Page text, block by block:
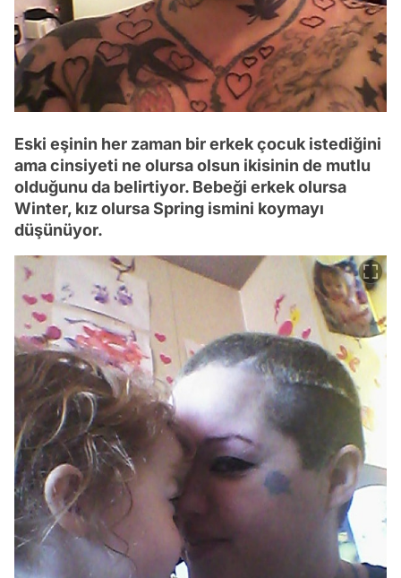
Eski eşinin her zaman bir erkek çocuk istediğini
ama cinsiyeti ne olursa olsun ikisinin de mutlu
olduğunu da belirtiyor. Bebeği erkek olursa
Winter, kız olursa Spring ismini koymayı
düşünüyor.